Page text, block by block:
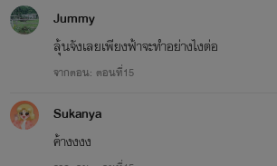
Jummy
ลุ้นจังเลยเพียงฟ้าจะทำอย่างไงต่อ
จากตอน: ตอนที่15
Sukanya
ค้างงงง